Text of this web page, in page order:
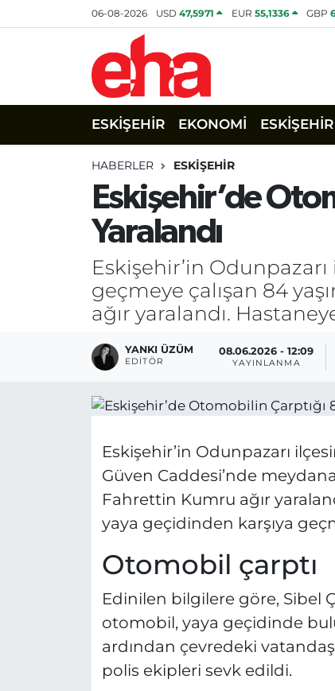
06-08-2026 USD47,5971 EUR 55,1336 GBP
ESKİŞEHİR EKONOMİ
HABERLER ESKİŞEHİR
Eskişehir’de
Yaralandı
Eskişehir’in
geçmeye çalışan 84
ağır yaralandı.
YANKI ÜZÜM
EDITÖR
08.06.2026 - 12:09
YAYINLANMA
Eskişehir’in Odunpazarı
Güven Caddesi’nde
Fahrettin Kumru ağır
yaya geçidinden karşıya
Otomobil çarptı
Edinilen bilgilere göre, Sibel
otomobil, yaya geçidinde
ardından çevredeki
polis ekipleri sevk edildi.